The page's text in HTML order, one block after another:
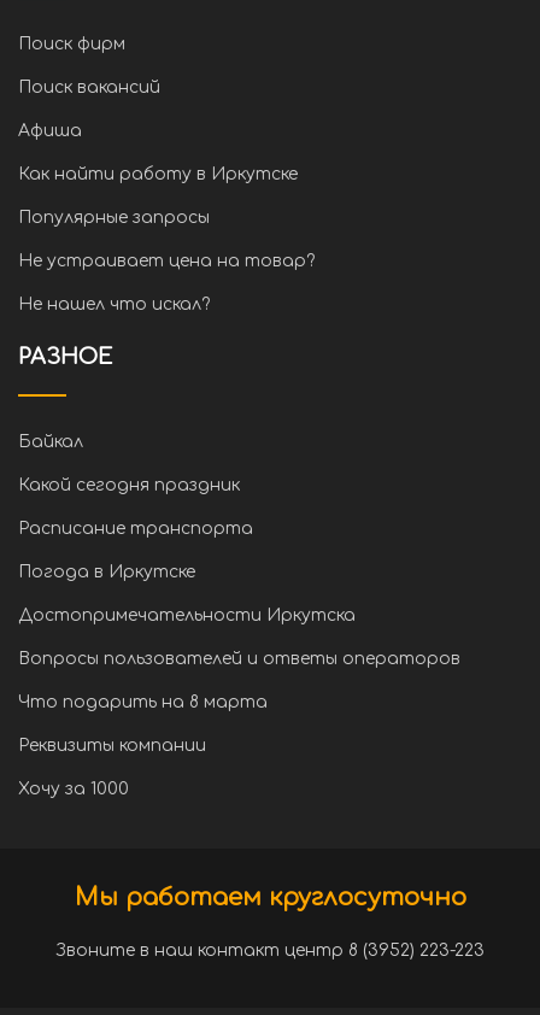
Поиск фирм
Поиск вакансий
Афиша
Как найти работу в Иркутске
Популярные запросы
Не устраивает цена на товар?
Не нашел что искал?
РАЗНОЕ
Байкал
Какой сегодня праздник
Расписание транспорта
Погода в Иркутске
Достопримечательности Иркутска
Вопросы пользователей и ответы операторов
Что подарить на 8 марта
Реквизиты компании
Хочу за 1000
Мы работаем круглосуточно
Звоните в наш контакт центр 8 (3952) 223-223